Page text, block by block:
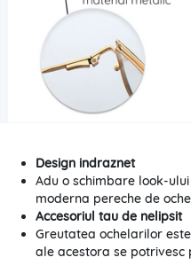
Design indraznet
Adu o schimbare look-
moderna pereche de
Accesoriul tau de nelipsit
Greutatea ochelarilor
ale acestora se potrivesc